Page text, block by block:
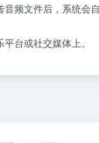
频文件后，系统
台或社交媒体上。